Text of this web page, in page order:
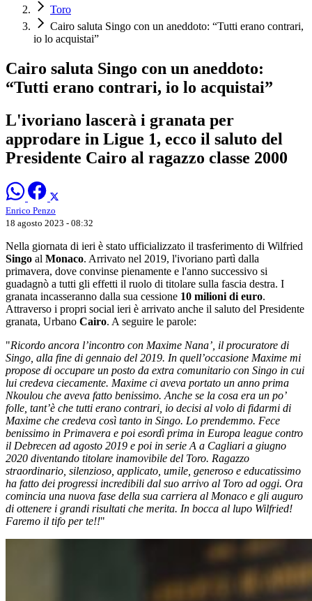
Toro
Cairo saluta Singo con un aneddoto: “Tutti erano contrari,
io lo acquistai”
Cairo saluta Singo con un aneddoto:
“Tutti erano contrari, io lo acquistai”
L'ivoriano lascerà i granata per
approdare in Ligue 1, ecco il saluto del
Presidente Cairo al ragazzo classe 2000
Enrico Penzo
18 agosto 2023 - 08:32
Nella giornata di ieri è stato ufficializzato il trasferimento di Wilfried
Singo al Monaco. Arrivato nel 2019, l'ivoriano partì dalla
primavera, dove convinse pienamente e l'anno successivo si
guadagnò a tutti gli effetti il ruolo di titolare sulla fascia destra. I
granata incasseranno dalla sua cessione 10 milioni di euro.
Attraverso i propri social ieri è arrivato anche il saluto del Presidente
granata, Urbano Cairo. A seguire le parole:
"Ricordo ancora l’incontro con Maxime Nana’, il procuratore di
Singo, alla fine di gennaio del 2019. In quell’occasione Maxime mi
propose di occupare un posto da extra comunitario con Singo in cui
lui credeva ciecamente. Maxime ci aveva portato un anno prima
Nkoulou che aveva fatto benissimo. Anche se la cosa era un po’
folle, tant’è che tutti erano contrari, io decisi al volo di fidarmi di
Maxime che credeva così tanto in Singo. Lo prendemmo. Fece
benissimo in Primavera e poi esordì prima in Europa league contro
il Debrecen ad agosto 2019 e poi in serie A a Cagliari a giugno
2020 diventando titolare inamovibile del Toro. Ragazzo
straordinario, silenzioso, applicato, umile, generoso e educatissimo
ha fatto dei progressi incredibili dal suo arrivo al Toro ad oggi. Ora
comincia una nuova fase della sua carriera al Monaco e gli auguro
di ottenere i grandi risultati che merita. In bocca al lupo Wilfried!
Faremo il tifo per te!!"